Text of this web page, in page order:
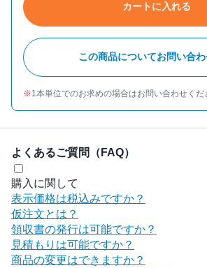
カートに入れる
この商品についてお問い合
1本単位でのお求めの場合はお問い合わせくだ
よくあるご質問（FAQ）
購入に関して
表示価格は税込みですか？
仮注文とは？
領収書の発行は可能ですか？
見積もりは可能ですか？
商品の変更はできますか？